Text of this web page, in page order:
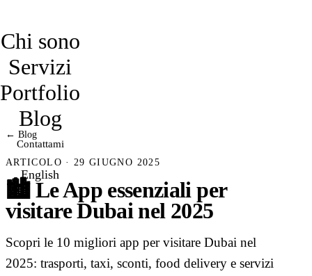
Chi sono
Servizi
Portfolio
Blog
Contattami
English
← Blog
ARTICOLO · 29 GIUGNO 2025
🏙️ Le App essenziali per
visitare Dubai nel 2025
Scopri le 10 migliori app per visitare Dubai nel
2025: trasporti, taxi, sconti, food delivery e servizi